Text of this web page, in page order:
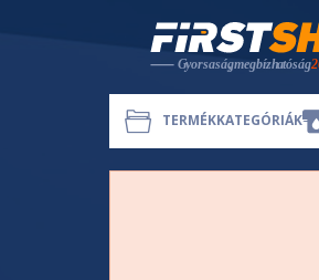
TERMÉKKATEGÓRIÁK